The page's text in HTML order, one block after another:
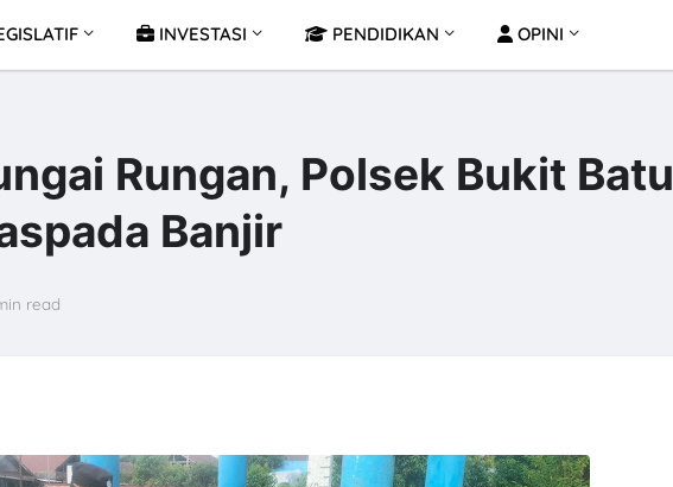
INVESTASI PENDIDIKAN OPINI
Rungan, Polsek Bukit Batu
Banjir
read